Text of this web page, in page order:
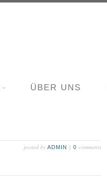
ÜBER UNS
posted by ADMIN | 0 comments